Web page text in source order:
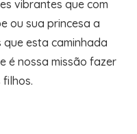
vibrantes que com
ou sua princesa a
esta caminhada
é nossa missão fazer